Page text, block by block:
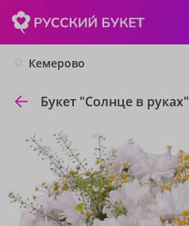
Кемерово
Букет "Солнце в руках"